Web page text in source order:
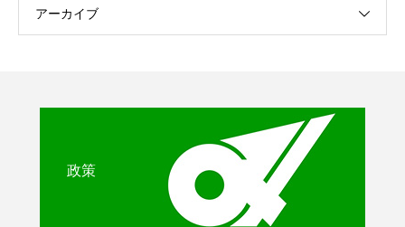
アーカイブ
政策